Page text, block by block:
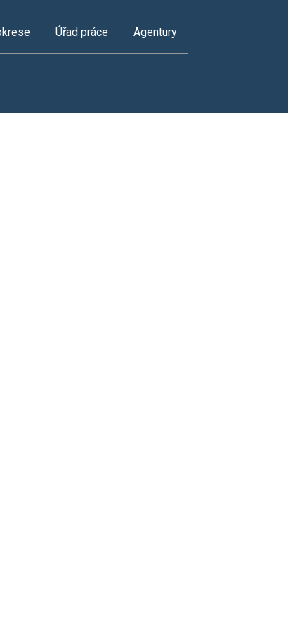
Úřad práce Agentury